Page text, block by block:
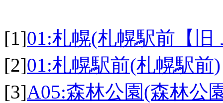
[1]01:札幌(札幌駅前【旧
[2]01:札幌駅前(札幌駅前)
[3]A05:森林公園(森林公